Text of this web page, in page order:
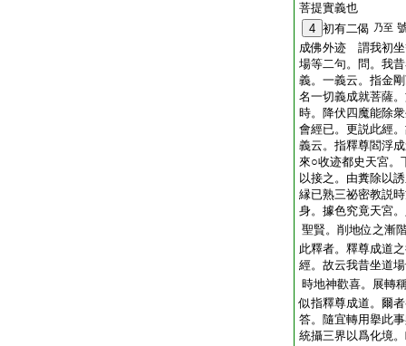
菩提實義也
4 初有二偈 乃至
成佛外迹 謂我初坐
場等二句。問。我
義。一義云。指金
名一切義成就菩薩
時。降伏四魔能除
會經已。更説此經
義云。指釋尊閻浮
來○收迹都史天宮。
以接之。由糞除以
縁已熟三祕密教説
身。據色究竟天宮
聖賢。削地位之漸
此釋者。釋尊成道
經。故云我昔坐道
時地神歡喜。展轉
似指釋尊成道。爾
答。隨宜轉用擧此
統攝三界以爲化境